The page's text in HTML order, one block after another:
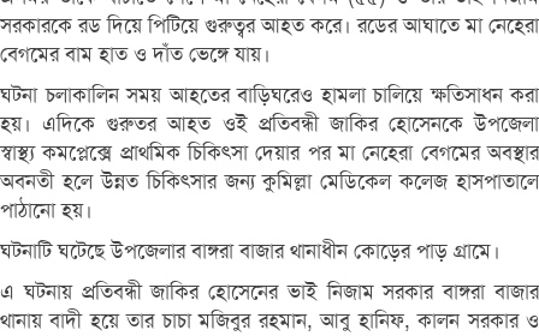
সরকারকে রড দিয়ে পিটিয়ে গুরুত্বর আহত করে। রডের আঘাতে মা নেহেরা
বেগমের বাম হাত ও দাঁত ভেঙ্গে যায়।
ঘটনা চলাকালিন সময় আহতের বাড়িঘরেও হামলা চালিয়ে ক্ষতিসাধন করা
হয়। এদিকে গুরুতর আহত ওই প্রতিবন্ধী জাকির হোসেনকে উপজেলা
স্বাস্থ্য কমপ্লেক্সে প্রাথমিক চিকিৎসা দেয়ার পর মা নেহেরা বেগমের অবস্থার
অবনতী হলে উন্নত চিকিৎসার জন্য কুমিল্লা মেডিকেল কলেজ হাসপাতালে
পাঠানো হয়।
ঘটনাটি ঘটেছে উপজেলার বাঙ্গরা বাজার থানাধীন কোড়ের পাড় গ্রামে।
এ ঘটনায় প্রতিবন্ধী জাকির হোসেনের ভাই নিজাম সরকার বাঙ্গরা বাজার
থানায় বাদী হয়ে তার চাচা মজিবুর রহমান, আবু হানিফ, কালন সরকার ও